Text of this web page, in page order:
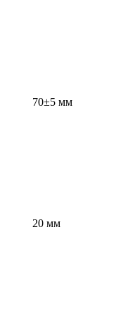
70±5 мм
20 мм